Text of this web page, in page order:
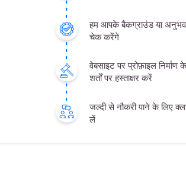
हम आपके बैकग्राउंड या अनुभव
चेक करेंगे
वेबसाइट पर प्रोफ़ाइल
शर्तों पर हस्ताक्षर करें
जल्दी से नौकरी पाने के लिए
लें